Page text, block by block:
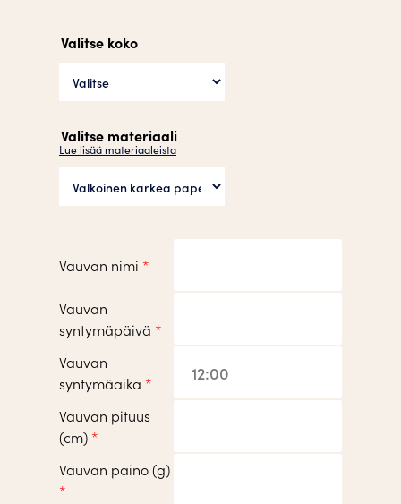
Valitse koko
Valitse materiaali
Lue lisää materiaaleista
Vauvan nimi *
Vauvan
syntymäpäivä *
Vauvan
syntymäaika *
Vauvan pituus
(cm) *
Vauvan paino (g)
*